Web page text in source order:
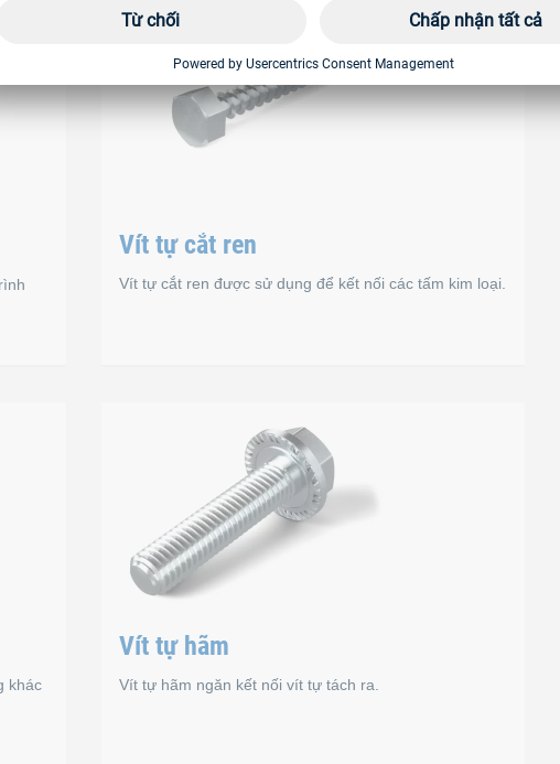
trình lắp ráp. Điều này yêu cầu tán đóng trước. Khi đã được lắp, vít
Vít tự cắt ren
Vít tự cắt ren được sử dụng để kết nối các tấm kim loại.
Ren vít chạy suốt từ đỉnh nhọn đến đầu. Có những loại
Tiêu chuẩn
DIN 7976, tương đương ISO 1479
DIN 7504 K, tương đương ISO 15480
khác
Vít tự hãm
Vít tự hãm ngăn kết nối vít tự tách ra.